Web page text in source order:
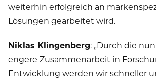
weiterhin erfolgreich an
Lösungen gearbeitet wird.
Niklas Klingenberg: „Durch die
engere Zusammenarbeit in
Entwicklung werden wir schneller